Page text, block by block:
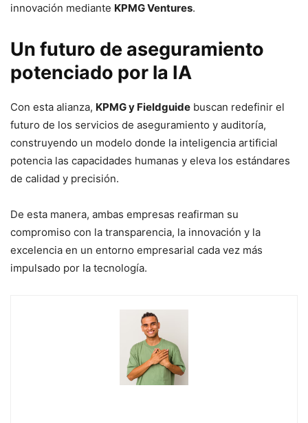
innovación mediante KPMG Ventures.
Un futuro de aseguramiento
potenciado por la IA
Con esta alianza, KPMG y Fieldguide buscan redefinir el
futuro de los servicios de aseguramiento y auditoría,
construyendo un modelo donde la inteligencia artificial
potencia las capacidades humanas y eleva los estándares
de calidad y precisión.
De esta manera, ambas empresas reafirman su
compromiso con la transparencia, la innovación y la
excelencia en un entorno empresarial cada vez más
impulsado por la tecnología.